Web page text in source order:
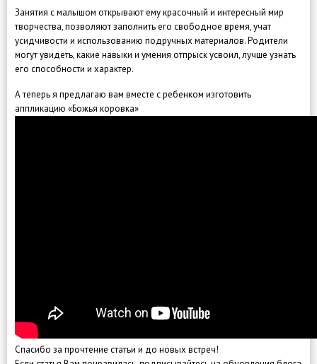
Занятия с малышом открывают ему красочный и интересный мир
творчества, позволяют заполнить его свободное время, учат
усидчивости и использованию подручных материалов. Родители
могут увидеть, какие навыки и умения отпрыск усвоил, лучше узнать
его способности и характер.
А теперь я предлагаю вам вместе с ребенком изготовить
аппликацию «Божья коровка»
Спасибо за прочтение статьи и до новых встреч!